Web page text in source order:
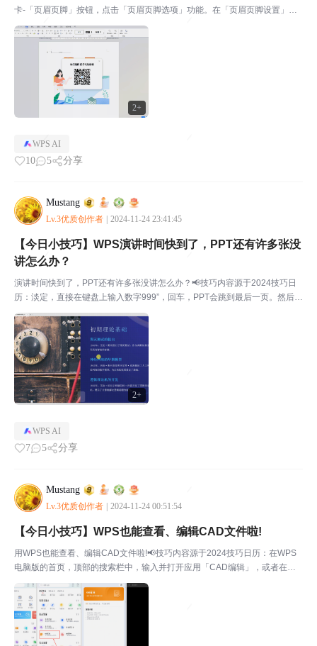
2+
卡-「页眉页脚」按钮，点击「页眉页脚选项」功能。在「页眉页脚设置」弹
窗中勾选「首页不同」。在首页页眉和非首页的页眉中输入不同的内容。编写
好页眉后，点击「关闭」按钮，保存页眉设置，这样就...
WPS AI
10 5 分享
Mustang
Lv.3优质创作者 2024-11-24 23:41:45
2+
【今日小技巧】WPS演讲时间快到了，PPT还有许多张没
讲怎么办？
演讲时间快到了，PPT还有许多张没讲怎么办？📢技巧内容源于2024技巧日
历：淡定，直接在键盘上输入数字999”，回车，PPT会跳到最后一页。然后装
着若无其事的样子进行总结发言。当然，想跳过中间某页也可以输入下一张P
PT的页号，然后回车。📢上一个小技巧：【今...
WPS AI
7 5 分享
Mustang
Lv.3优质创作者 2024-11-24 00:51:54
【今日小技巧】WPS也能查看、编辑CAD文件啦!
用WPS也能查看、编辑CAD文件啦!📢技巧内容源于2024技巧日历：在WPS
电脑版的首页，顶部的搜索栏中，输入并打开应用「CAD编辑」，或者在移
动版的「服务」里找到「CAD编辑」，即可打开CAD文件，进行查看和简单
的编辑。WPS电脑端在WPS电脑版的首页，...